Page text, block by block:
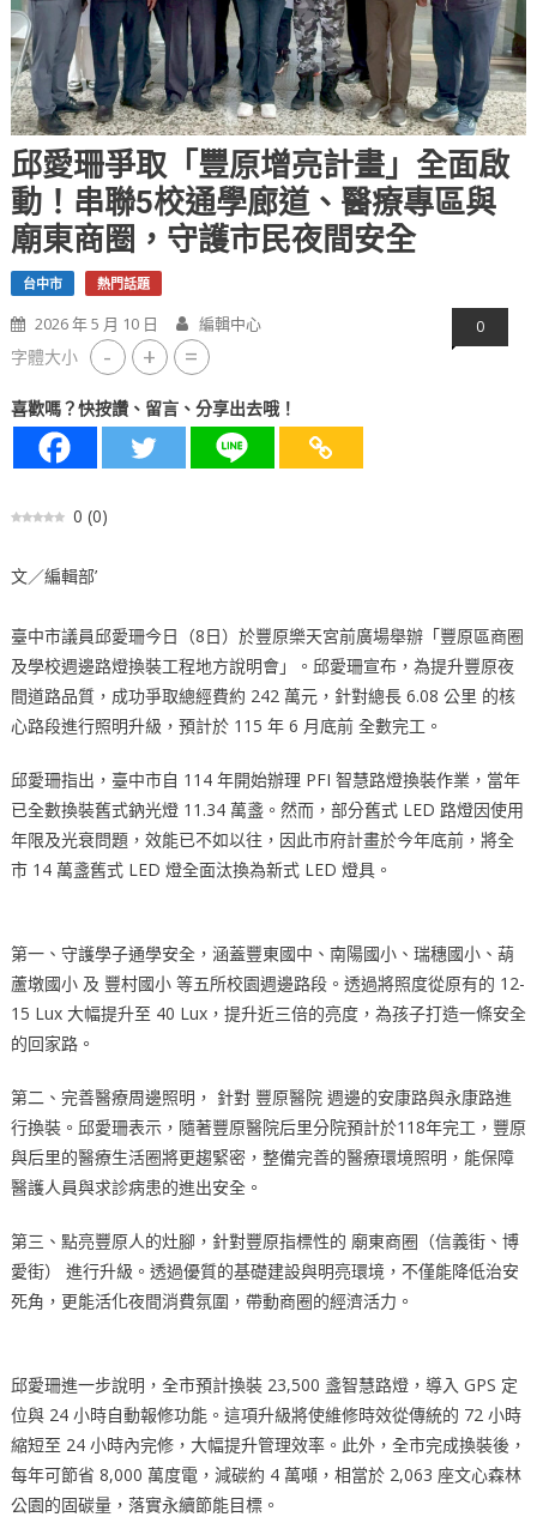
邱愛珊爭取「豐原增亮計畫」全面啟
動！串聯5校通學廊道、醫療專區與
廟東商圈，守護市民夜間安全
台中市 熱門話題
2026 年 5 月 10 日 編輯中心 0
字體大小 - + =
喜歡嗎？快按讚、留言、分享出去哦！
0 (0)
文／編輯部’
臺中市議員邱愛珊今日（8日）於豐原樂天宮前廣場舉辦「豐原區商圈
及學校週邊路燈換裝工程地方說明會」。邱愛珊宣布，為提升豐原夜
間道路品質，成功爭取總經費約 242 萬元，針對總長 6.08 公里 的核
心路段進行照明升級，預計於 115 年 6 月底前 全數完工。
邱愛珊指出，臺中市自 114 年開始辦理 PFI 智慧路燈換裝作業，當年
已全數換裝舊式鈉光燈 11.34 萬盞。然而，部分舊式 LED 路燈因使用
年限及光衰問題，效能已不如以往，因此市府計畫於今年底前，將全
市 14 萬盞舊式 LED 燈全面汰換為新式 LED 燈具。
第一、守護學子通學安全，涵蓋豐東國中、南陽國小、瑞穗國小、葫
蘆墩國小 及 豐村國小 等五所校園週邊路段。透過將照度從原有的 12-
15 Lux 大幅提升至 40 Lux，提升近三倍的亮度，為孩子打造一條安全
的回家路。
第二、完善醫療周邊照明， 針對 豐原醫院 週邊的安康路與永康路進
行換裝。邱愛珊表示，隨著豐原醫院后里分院預計於118年完工，豐原
與后里的醫療生活圈將更趨緊密，整備完善的醫療環境照明，能保障
醫護人員與求診病患的進出安全。
第三、點亮豐原人的灶腳，針對豐原指標性的 廟東商圈（信義街、博
愛街） 進行升級。透過優質的基礎建設與明亮環境，不僅能降低治安
死角，更能活化夜間消費氛圍，帶動商圈的經濟活力。
邱愛珊進一步說明，全市預計換裝 23,500 盞智慧路燈，導入 GPS 定
位與 24 小時自動報修功能。這項升級將使維修時效從傳統的 72 小時
縮短至 24 小時內完修，大幅提升管理效率。此外，全市完成換裝後，
每年可節省 8,000 萬度電，減碳約 4 萬噸，相當於 2,063 座文心森林
公園的固碳量，落實永續節能目標。